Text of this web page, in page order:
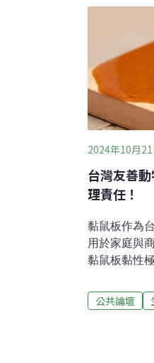
6462公斤老
也引起生態
台灣猛禽研
為核心的策
生態與家養
醫等多方專
2024年10月21
台灣友善
理責任！
黏鼠板作為
用於家庭與
黏鼠板黏性
法禁用或限
物，包括鳥
公共論壇